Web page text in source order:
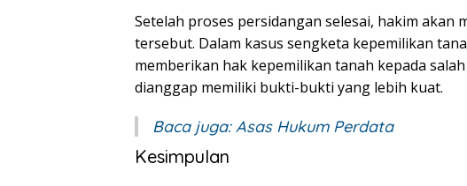
Setelah proses persidangan selesai, hakim akan
tersebut. Dalam kasus sengketa kepemilikan
memberikan hak kepemilikan tanah kepada
dianggap memiliki bukti-bukti yang lebih kuat.
Baca juga:Asas Hukum Perdata
Kesimpulan